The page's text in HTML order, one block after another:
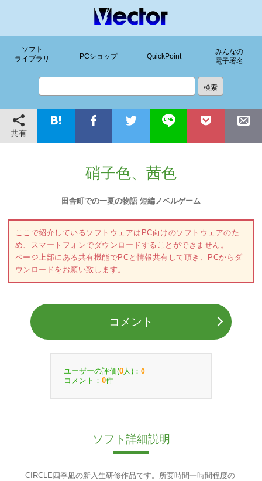
ソフト
ライブラリ
PCショップ QuickPoint
みんなの
電子署名
共有
硝子色、茜色
田舎町での一夏の物語 短編ノベルゲーム
ここで紹介しているソフトウェアはPC向けのソフトウェアのた
め、スマートフォンでダウンロードすることができません。
ページ上部にある共有機能でPCと情報共有して頂き、PCからダ
ウンロードをお願い致します。
コメント
ユーザーの評価(0 人)： 0
コメント： 0件
ソフト詳細説明
CIRCLE四季凪の新入生研修作品です。所要時間一時間程度の